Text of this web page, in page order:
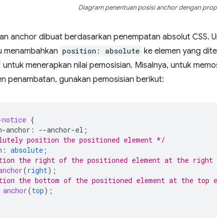
Diagram penentuan posisi anchor dengan
anchor dibuat berdasarkan penempatan absolut CSS.
menambahkan position: absolute ke elemen yang
untuk menerapkan nilai pemosisian. Misalnya, untuk
penambatan, gunakan pemosisian berikut:
{
anchor : --anchor-el ;
position the positioned element */
: absolute ;
the right of the positioned element at the right
(right);
the bottom of the positioned element at the top
anchor(top);